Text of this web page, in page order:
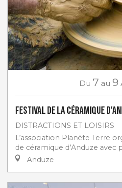
Du 7 au 9
Festival de la céramique
DISTRACTIONS ET LOISIRS
L’association Planète Terre
de céramique d’Anduze avec
Anduze